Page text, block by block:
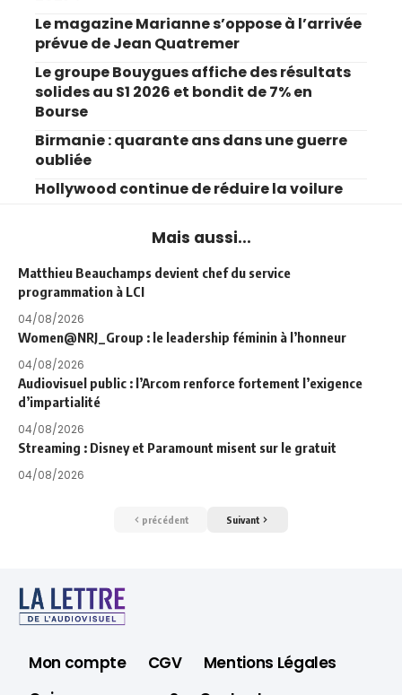
Le magazine Marianne s’oppose à l’arrivée
prévue de Jean Quatremer
Le groupe Bouygues affiche des résultats
solides au S1 2026 et bondit de 7% en
Bourse
Birmanie : quarante ans dans une guerre
oubliée
Hollywood continue de réduire la voilure
Mais aussi...
Matthieu Beauchamps devient chef du service
programmation à LCI
04/08/2026
Women@NRJ_Group : le leadership féminin à l’honneur
04/08/2026
Audiovisuel public : l’Arcom renforce fortement l’exigence
d’impartialité
04/08/2026
Streaming : Disney et Paramount misent sur le gratuit
04/08/2026
précédent Suivant
Mon compte CGV
Mentions Légales